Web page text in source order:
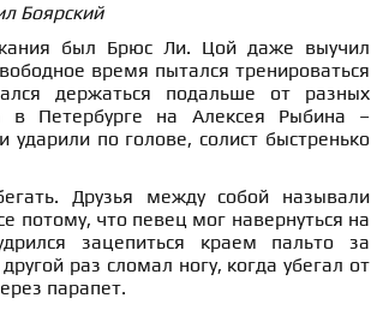
Боярский
был Брюс Ли. Цой даже выучил
время пытался тренироваться
держаться подальше от разных
в Петербурге на Алексея Рыбина –
ударили по голове, солист быстренько
Друзья между собой называли
потому, что певец мог навернуться на
зацепиться краем пальто за
раз сломал ногу, когда убегал от
парапет.